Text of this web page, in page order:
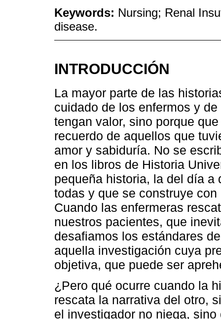
Keywords: Nursing; Renal
disease.
INTRODUCCIÓN
La mayor parte de las
cuidado de los enfermos y
tengan valor, sino porque
recuerdo de aquellos que
amor y sabiduría. No se
en los libros de Historia
pequeña historia, la del día
todas y que se construye
Cuando las enfermeras
nuestros pacientes, que
desafiamos los estándares
aquella investigación cuya
objetiva, que puede ser
¿Pero qué ocurre cuando la
rescata la narrativa del otro,
el investigador no niega,